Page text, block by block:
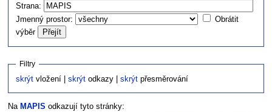
navigaci
vyhledávání
Strana:
Jmenný prostor:
Obrátit
výběr
Filtry
skrýt vložení |skrýt odkazy |skrýt přesměrování
Na MAPIS odkazují tyto stránky: